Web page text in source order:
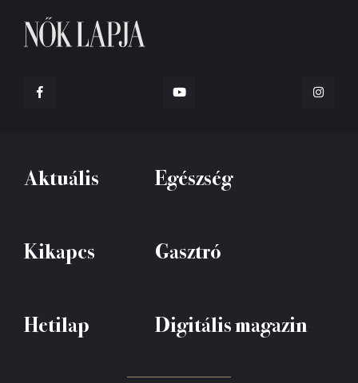
Aktuális Egészség
Kikapcs Gasztró
Hetilap Digitális magazin